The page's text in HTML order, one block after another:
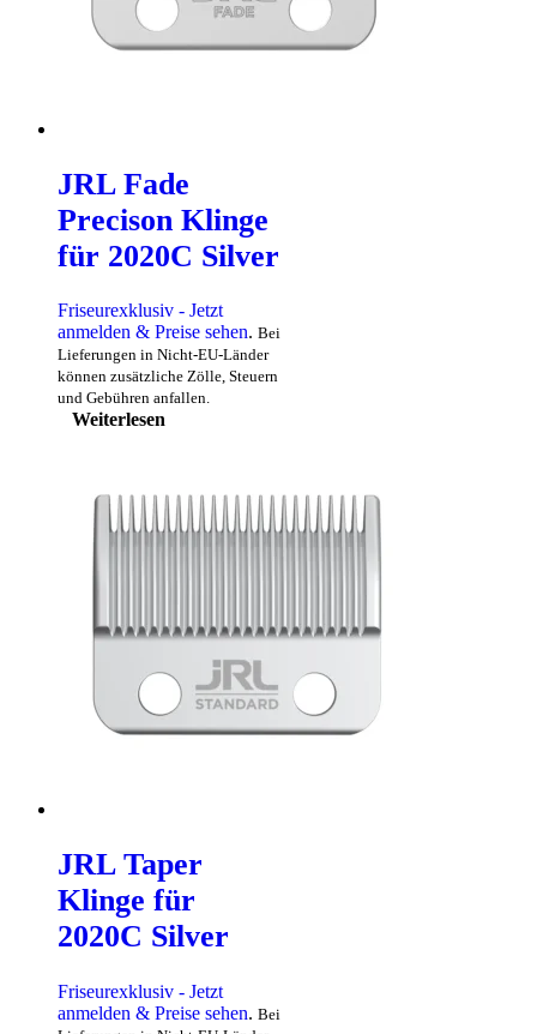
JRL Fade
Precison Klinge
für 2020C Silver
Friseurexklusiv - Jetzt
anmelden & Preise sehen. Bei
Lieferungen in Nicht-EU-Länder
können zusätzliche Zölle, Steuern
und Gebühren anfallen.
Weiterlesen
JRL Taper
Klinge für
2020C Silver
Friseurexklusiv - Jetzt
anmelden & Preise sehen. Bei